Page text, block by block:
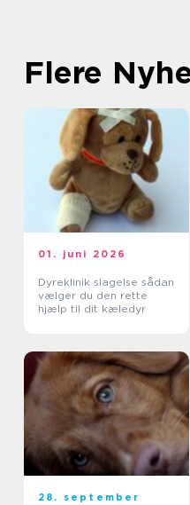
Flere
01. juni 2026
Dyreklinik slagelse sådan
vælger du den rette
hjælp til dit kæledyr
28. september